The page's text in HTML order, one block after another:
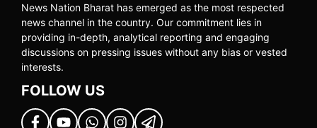
News Nation Bharat has emerged as the most respected
news channel in the country. Our commitment lies in
providing in-depth, analytical reporting and engaging
discussions on pressing issues without any bias or vested
interests.
FOLLOW US